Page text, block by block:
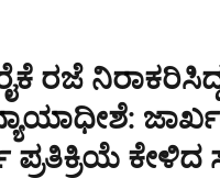
ರಜೆ
ಕೇಳಿದ